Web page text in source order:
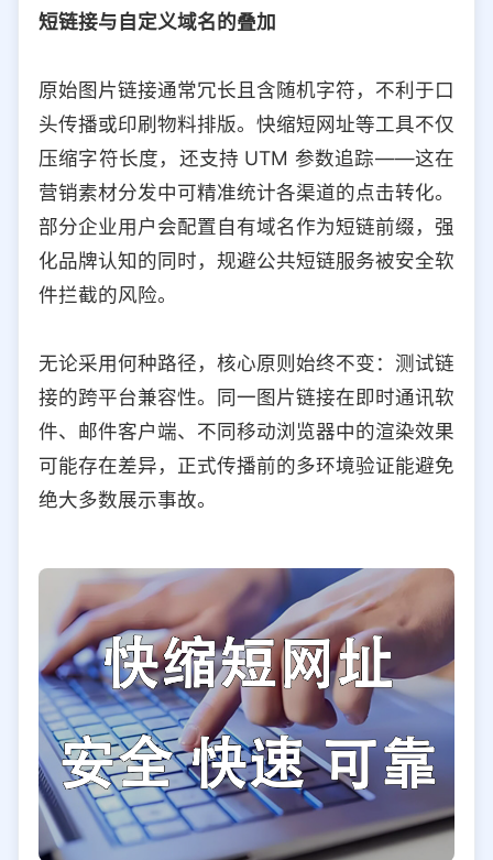
短链接与自定义域名的叠加
原始图片链接通常冗长且含随机字符，不利于口
头传播或印刷物料排版。快缩短网址等工具不仅
压缩字符长度，还支持 UTM 参数追踪——这在
营销素材分发中可精准统计各渠道的点击转化。
部分企业用户会配置自有域名作为短链前缀，强
化品牌认知的同时，规避公共短链服务被安全软
件拦截的风险。
无论采用何种路径，核心原则始终不变：测试链
接的跨平台兼容性。同一图片链接在即时通讯软
件、邮件客户端、不同移动浏览器中的渲染效果
可能存在差异，正式传播前的多环境验证能避免
绝大多数展示事故。